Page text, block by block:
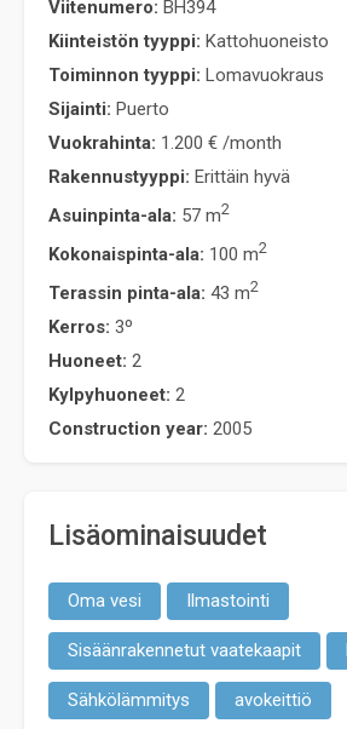
Viitenumero: BH394
Kiinteistön tyyppi: Kattohuoneisto
Toiminnon tyyppi: Lomavuokraus
Sijainti: Puerto
Vuokrahinta: 1.200 € /month
Rakennustyyppi: Erittäin hyvä
Asuinpinta-ala: 57 m2
Kokonaispinta-ala: 100 m2
Terassin pinta-ala: 43 m2
Kerros: 3º
Huoneet: 2
Kylpyhuoneet: 2
Construction year: 2005
Lisäominaisuudet
Oma vesi Ilmastointi
Sisäänrakennetut vaatekaapit
Sähkölämmitys avokeittiö